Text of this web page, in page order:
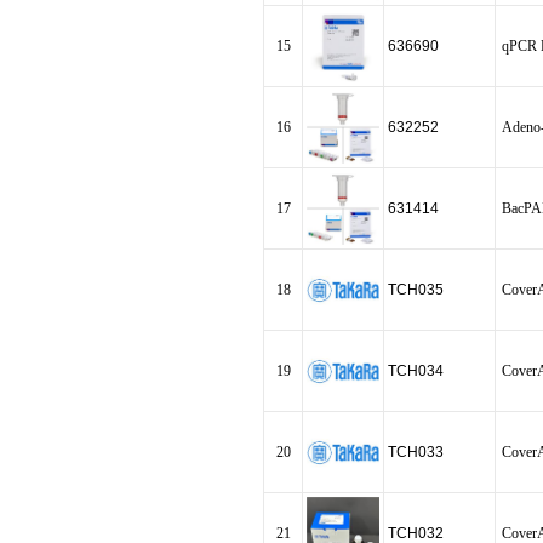
15 636690 qPCR
16 632252
17 631414
18 TCH035
19 TCH034
20 TCH033
21 TCH032